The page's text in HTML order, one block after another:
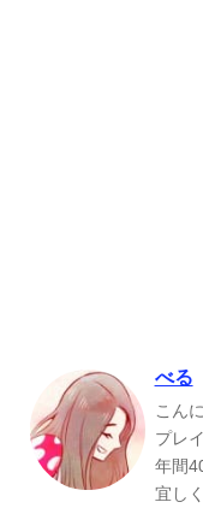
べる
こん
プレ
年間
宜し